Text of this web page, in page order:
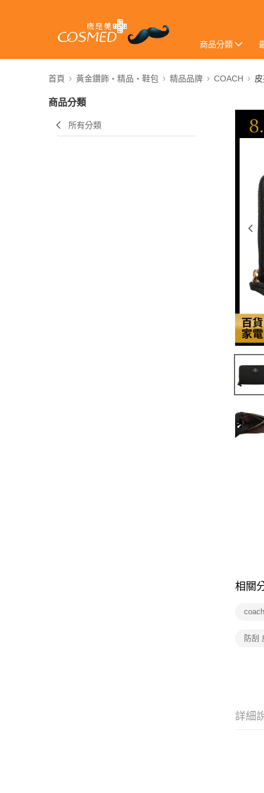
商品分類
首頁 黃金鑽飾・精品・鞋包 精品品牌 COACH
商品分類
所有分類
相關
防刮
詳細